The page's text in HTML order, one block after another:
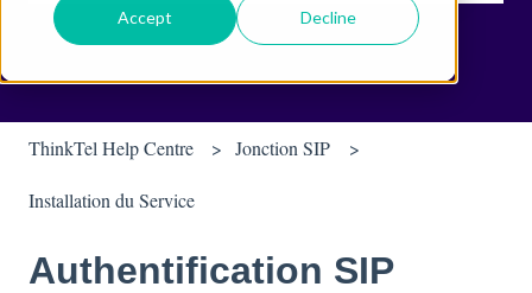
Accept Decline
Il n'y a aucune suggestion car le champ de recherche est vide.
ThinkTel Help Centre Jonction SIP
Installation du Service
Authentification SIP